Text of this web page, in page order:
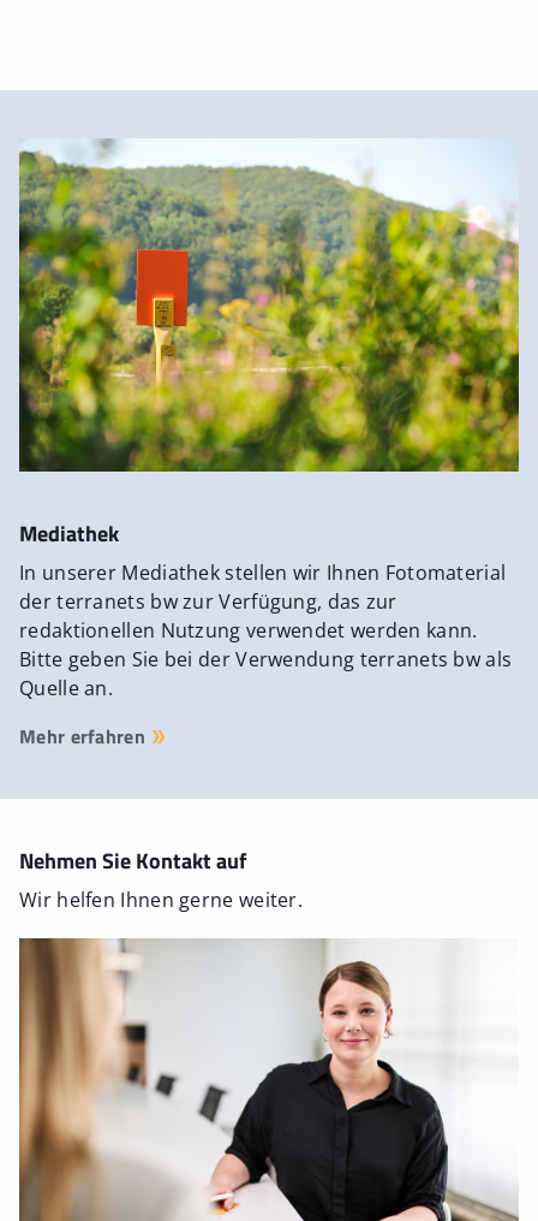
Mediathek
In unserer Mediathek stellen wir Ihnen Fotomaterial
der terranets bw zur Verfügung, das zur
redaktionellen Nutzung verwendet werden kann.
Bitte geben Sie bei der Verwendung terranets bw als
Quelle an.
Mehr erfahren
Nehmen Sie Kontakt auf
Wir helfen Ihnen gerne weiter.